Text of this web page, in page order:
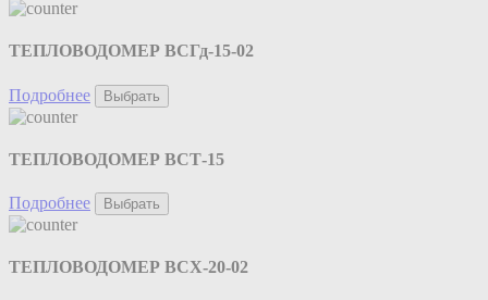
ТЕПЛОВОДОМЕР ВСГд-15-02
Подробнее Выбрать
ТЕПЛОВОДОМЕР ВСТ-15
Подробнее Выбрать
ТЕПЛОВОДОМЕР ВСХ-20-02